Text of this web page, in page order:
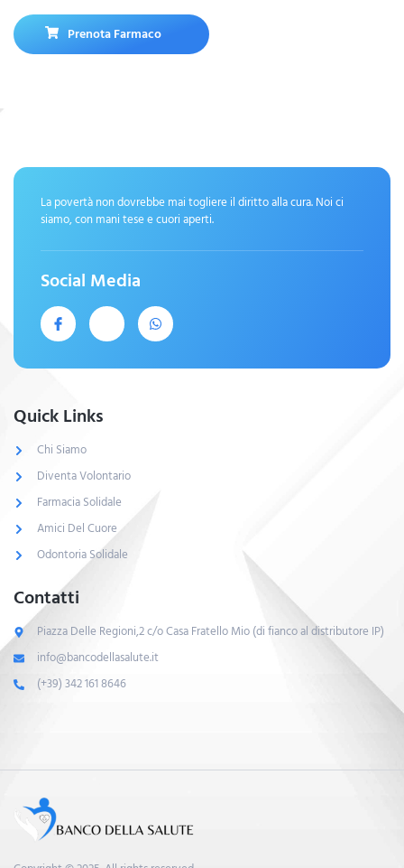
Prenota Farmaco
La povertà non dovrebbe mai togliere il diritto alla cura. Noi ci
siamo, con mani tese e cuori aperti.
Social Media
Quick Links
Chi Siamo
Diventa Volontario
Farmacia Solidale
Amici Del Cuore
Odontoria Solidale
Contatti
Piazza Delle Regioni,2 c/o Casa Fratello Mio (di fianco al distributore IP)
info@bancodellasalute.it
(+39) 342 161 8646